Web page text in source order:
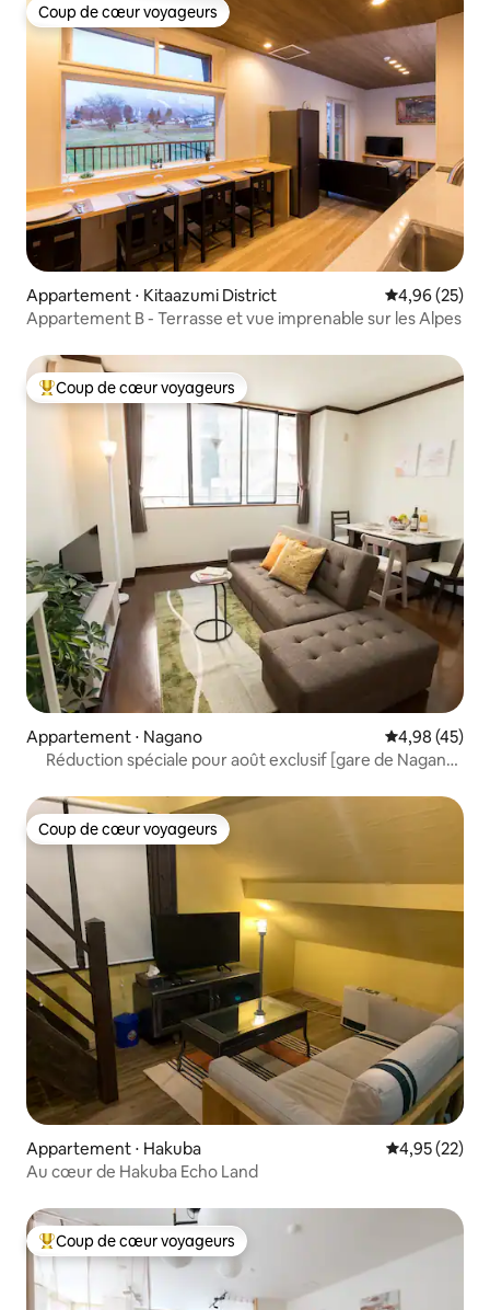
Coup de cœur voyageurs
Coup de cœur voyageurs
Appartement ⋅ Kitaazumi District Évaluation
4,96 (25)
Appartement B - Terrasse et vue imprenable sur les Alpes
Coups de cœur voyageurs les plus appréciés
Coup de cœur voyageurs
Appartement ⋅ Nagano Évaluation
4,98 (45)
Réduction spéciale pour août exclusif [gare de Nagano
confortable réduction lève-tôt
Coup de cœur voyageurs
Coup de cœur voyageurs
Appartement ⋅ Hakuba Évaluation
4,95 (22)
Au cœur de Hakuba Echo Land
Coups de cœur voyageurs les plus appréciés
Coup de cœur voyageurs